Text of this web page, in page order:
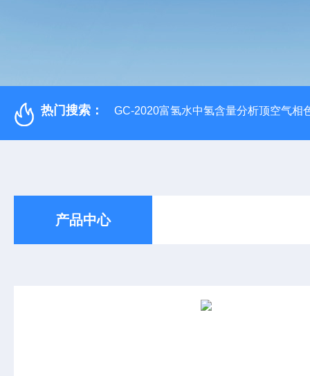
热门搜索： GC-2020富氢水中氢含量分析顶空气相
产品中心